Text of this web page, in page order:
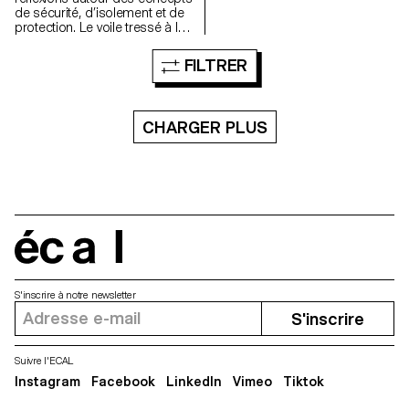
de sécurité, d’isolement et de
protection. Le voile tressé à la
l’espace de l’intime, dans un
FILTRER
CHARGER PLUS
S'inscrire à notre newsletter
S'inscrire
Suivre l'ECAL
Instagram Facebook LinkedIn Vimeo Tiktok